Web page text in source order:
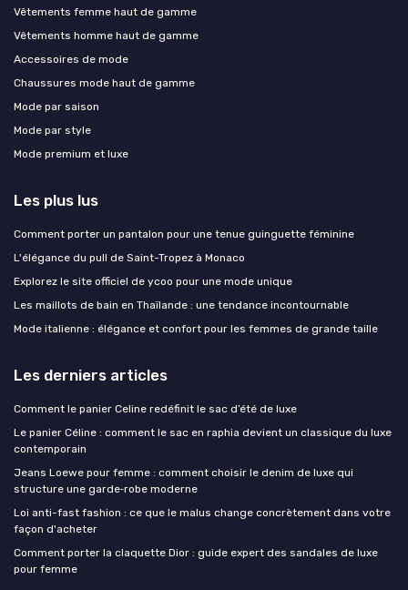
Vêtements femme haut de gamme
Vêtements homme haut de gamme
Accessoires de mode
Chaussures mode haut de gamme
Mode par saison
Mode par style
Mode premium et luxe
Les plus lus
Comment porter un pantalon pour une tenue guinguette féminine
L'élégance du pull de Saint-Tropez à Monaco
Explorez le site officiel de ycoo pour une mode unique
Les maillots de bain en Thaïlande : une tendance incontournable
Mode italienne : élégance et confort pour les femmes de grande taille
Les derniers articles
Comment le panier Celine redéfinit le sac d’été de luxe
Le panier Céline : comment le sac en raphia devient un classique du luxe
contemporain
Jeans Loewe pour femme : comment choisir le denim de luxe qui
structure une garde‑robe moderne
Loi anti-fast fashion : ce que le malus change concrètement dans votre
façon d'acheter
Comment porter la claquette Dior : guide expert des sandales de luxe
pour femme